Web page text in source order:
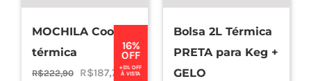
16%
OFF
+5% OFF
À VISTA
MOCHILA Cooler
térmica
R$222,90
O
R$187,76O
Bolsa 2L Térmica
PRETA para Keg +
GELO